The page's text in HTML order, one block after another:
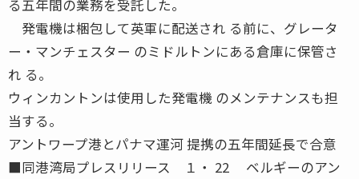
る五年間の業務を受託した。
発電機は梱包して英軍に配送され る前に、グレータ
ー・マンチェスター のミドルトンにある倉庫に保管さ
れ る。
ウィンカントンは使用した発電機 のメンテナンスも担
当する。
アントワープ港とパナマ運河 提携の五年間延長で合意
■同港湾局プレスリリース １・ 22 ベルギーのアン